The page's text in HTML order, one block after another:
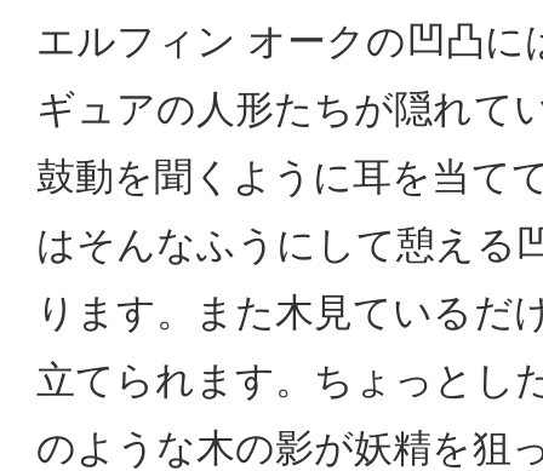
エルフィン オークの凹凸に
ギュアの人形たちが隠れて
鼓動を聞くように耳を当て
はそんなふうにして憩える
ります。また木見ているだ
立てられます。ちょっとし
のような木の影が妖精を狙